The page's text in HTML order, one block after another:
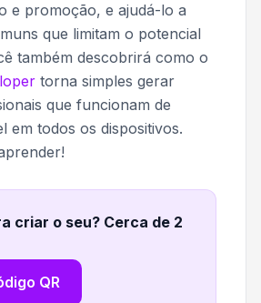
e promoção, e ajudá-lo a
que limitam o potencial
também descobrirá como o
torna simples gerar
que funcionam de
em todos os dispositivos.
criar o seu? Cerca de 2
QR